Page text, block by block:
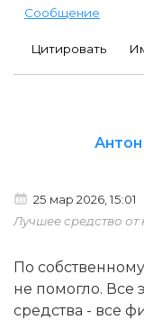
Сообщение
Цитировать
25 мар 2026, 15:01
Лучшее средство
По
не помогло. Все
средства - все